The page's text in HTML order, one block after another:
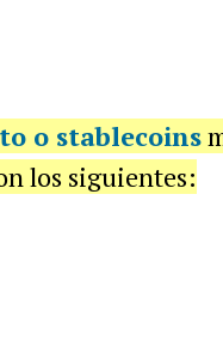
o stablecoins
los siguientes: